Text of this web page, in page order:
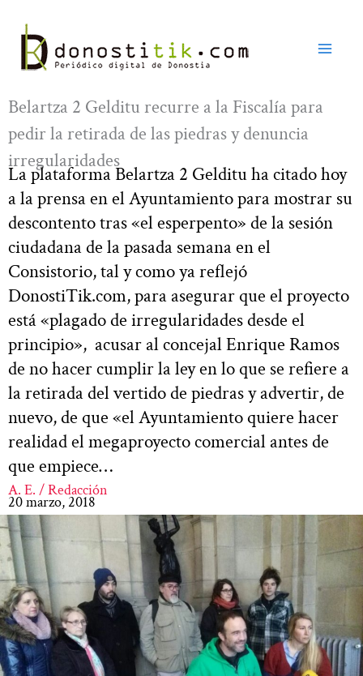
contenido
Belartza 2 Gelditu recurre a la Fiscalía para
pedir la retirada de las piedras y denuncia
irregularidades
La plataforma Belartza 2 Gelditu ha citado hoy
a la prensa en el Ayuntamiento para mostrar su
descontento tras «el esperpento» de la sesión
ciudadana de la pasada semana en el
Consistorio, tal y como ya reflejó
DonostiTik.com, para asegurar que el proyecto
está «plagado de irregularidades desde el
principio», acusar al concejal Enrique Ramos
de no hacer cumplir la ley en lo que se refiere a
la retirada del vertido de piedras y advertir, de
nuevo, de que «el Ayuntamiento quiere hacer
realidad el megaproyecto comercial antes de
que empiece…
A. E. / Redacción
20 marzo, 2018